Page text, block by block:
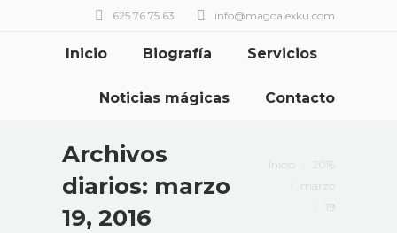
625 76 75 63 info@magoalexku.com
Inicio Biografía Servicios
Noticias mágicas Contacto
Archivos
diarios: marzo
19, 2016
Estás aquí:
Inicio
2016
marzo
19